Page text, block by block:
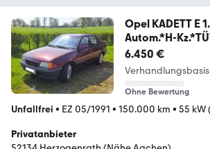
Opel KADETT E
Autom.*H-
6.450 €
Verhandlungsbasis
Ohne Bewertung
Unfallfrei • EZ 05/1991 • 150.000 km • 55 kW
Privatanbieter